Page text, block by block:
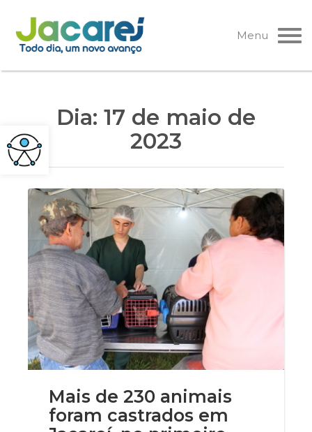
Pular
para
o
Menu
Dia: 17 de maio de
2023
Mais de 230 animais
foram castrados em